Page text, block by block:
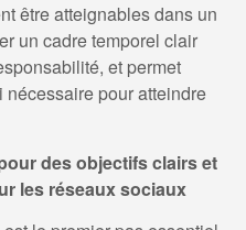
être atteignables dans un
un cadre temporel clair
et permet
nécessaire pour atteindre
des objectifs clairs et
les réseaux sociaux